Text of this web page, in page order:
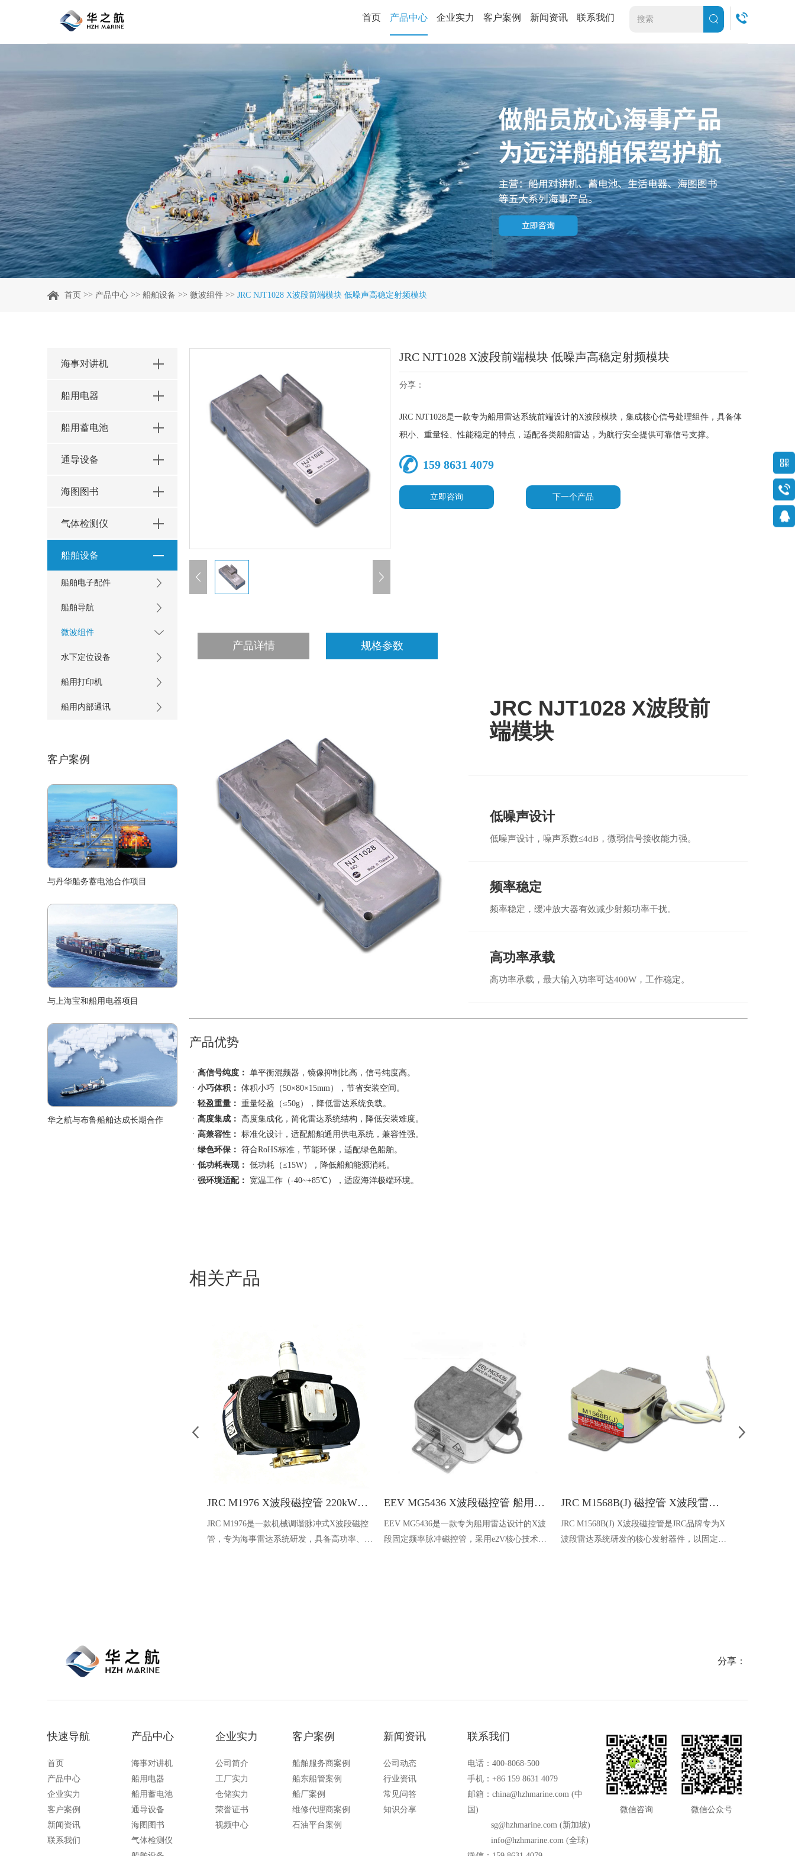
首页 产品中心 企业实力 客户案例 新闻资讯 联系我们
首页 >> 产品中心 >> 船舶设备 >> 微波组件 >> JRC NJT1028 X波段前端模块 低噪声高稳定射频模块
JRC NJT1028 X波段前端模块 低噪声高稳定射频模块
分享：
JRC NJT1028是一款专为船用雷达系统前端设计的X波段模块，集成核心信号处理组件，具备体
积小、重量轻、性能稳定的特点，适配各类船舶雷达，为航行安全提供可靠信号支撑。
159 8631 4079
立即咨询 下一个产品
产品详情 规格参数
JRC NJT1028 X波段前
端模块
低噪声设计
低噪声设计，噪声系数≤4dB，微弱信号接收能力强。
频率稳定
频率稳定，缓冲放大器有效减少射频功率干扰。
高功率承载
高功率承载，最大输入功率可达400W，工作稳定。
产品优势
ㆍ 高信号纯度： 单平衡混频器，镜像抑制比高，信号纯度高。
ㆍ 小巧体积： 体积小巧（50×80×15mm），节省安装空间。
ㆍ 轻盈重量： 重量轻盈（≤50g），降低雷达系统负载。
ㆍ 高度集成： 高度集成化，简化雷达系统结构，降低安装难度。
ㆍ 高兼容性： 标准化设计，适配船舶通用供电系统，兼容性强。
ㆍ 绿色环保： 符合RoHS标准，节能环保，适配绿色船舶。
ㆍ 低功耗表现： 低功耗（≤15W），降低船舶能源消耗。
ㆍ 强环境适配： 宽温工作（-40~+85℃），适应海洋极端环境。
相关产品
JRC M1976 X波段磁控管 220kW高功率 海事雷达专用
JRC M1976是一款机械调谐脉冲式X波段磁控
管，专为海事雷达系统研发，具备高功率、高
EEV MG5436 X波段磁控管 船用雷达核心部件
EEV MG5436是一款专为船用雷达设计的X波
段固定频率脉冲磁控管，采用e2V核心技术打
JRC M1568B(J) 磁控管 X波段雷达核心配件
JRC M1568B(J) X波段磁控管是JRC品牌专为X
波段雷达系统研发的核心发射器件，以固定频
海事对讲机
船用电器
船用蓄电池
通导设备
海图图书
气体检测仪
船舶设备
船舶电子配件
船舶导航
微波组件
水下定位设备
船用打印机
船用内部通讯
客户案例
与丹华船务蓄电池合作项目
与上海宝和船用电器项目
华之航与布鲁船舶达成长期合作
分享：
快速导航
首页
产品中心
企业实力
客户案例
新闻资讯
联系我们
产品中心
海事对讲机
船用电器
船用蓄电池
通导设备
海图图书
气体检测仪
企业实力
公司简介
工厂实力
仓储实力
荣誉证书
视频中心
客户案例
船舶服务商案例
船东船管案例
船厂案例
维修代理商案例
石油平台案例
新闻资讯
公司动态
行业资讯
常见问答
知识分享
联系我们
电话：400-8068-500
手机：+86 159 8631 4079
邮箱：china@hzhmarine.com (中
国)
sg@hzhmarine.com (新加坡)
info@hzhmarine.com (全球)
微信咨询 微信公众号